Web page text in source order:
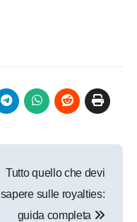
Tutto quello che devi
sapere sulle royalties:
guida completa